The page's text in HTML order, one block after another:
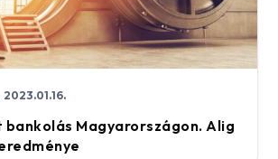
2023.01.16.
bankolás Magyarországon. Alig